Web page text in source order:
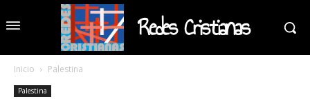
Redes Cristianas
Inicio Palestina
Palestina